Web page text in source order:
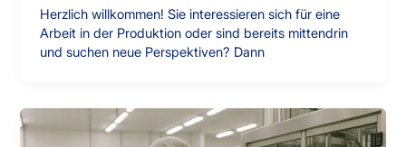
Herzlich willkommen! Sie interessieren sich für eine
Arbeit in der Produktion oder sind bereits mittendrin
und suchen neue Perspektiven? Dann